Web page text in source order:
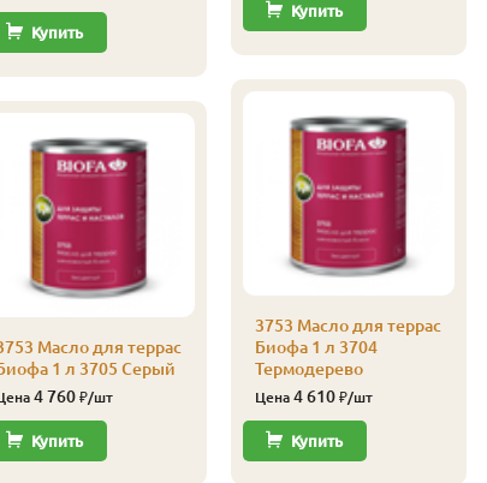
Купить
Масло для террас
1 л 3705 Серый
4 760₽/шт
Купить
Купить
3753 Масло для террас
Биофа 1 л 3704
Термодерево
Цена 4 610₽/шт
Купить